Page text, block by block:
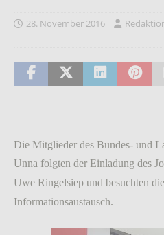
28. November 2016
Die Mitglieder des Bundes- und
Unna folgten der Einladung des
Uwe Ringelsiep und besuchten
Informationsaustausch.